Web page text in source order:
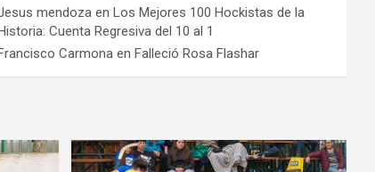
mendoza enLos Mejores 100 Hockistas de la
Cuenta Regresiva del 10 al 1
Carmona enFalleció Rosa Flashar